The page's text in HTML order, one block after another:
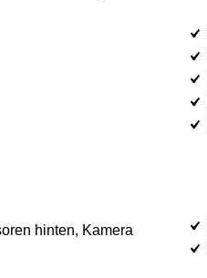
hinten, Kamera